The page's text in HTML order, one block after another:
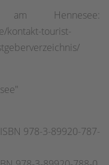
Hennesee:
kontakt-tourist-
978-3-89920-787-